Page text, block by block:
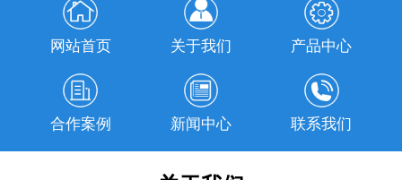
网站首页 关于我们 产品中心
合作案例 新闻中心 联系我们